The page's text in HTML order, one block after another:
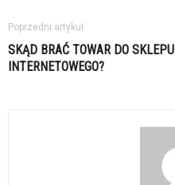
Poprzedni artykuł
SKĄD BRAĆ TOWAR DO SKLEPU
INTERNETOWEGO?